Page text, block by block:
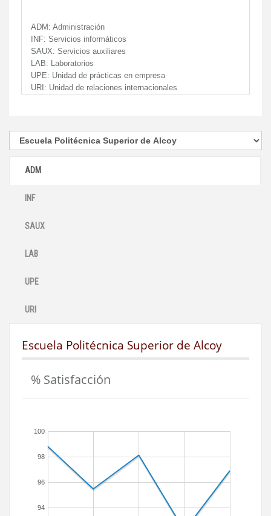
ADM: Administración
INF: Servicios informáticos
SAUX: Servicios auxiliares
LAB: Laboratorios
UPE: Unidad de prácticas en empresa
URI: Unidad de relaciones internacionales
ADM
INF
SAUX
LAB
UPE
URI
Escuela Politécnica Superior de Alcoy
% Satisfacción
94
96
98
100